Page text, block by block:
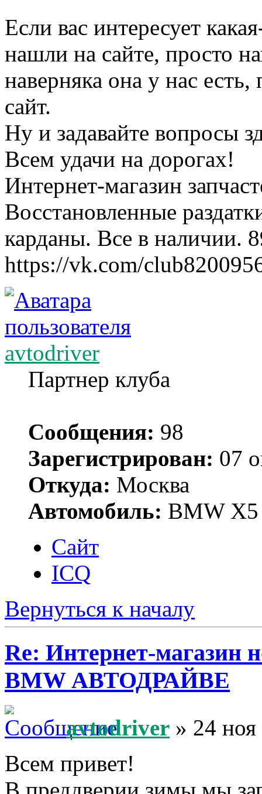
Если вас интересует
нашли на сайте, просто
наверняка она у нас
сайт.
Ну и задавайте вопросы
Всем удачи на дорогах!
Интернет-магазин
Восстановленные
карданы. Все в наличии.
https://vk.com/
avtodriver
Партнер клуба
Сообщения: 98
Зарегистрирован: 07
Откуда: Москва
Автомобиль: BMW X5
Сайт
ICQ
Вернуться к началу
Re: Интернет-магазин
BMW АВТОДРАЙВЕ
avtodriver » 24
Всем привет!